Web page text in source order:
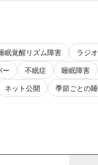
眠覚醒リズム障害 ラジオ
ー
不眠症 睡眠障害
ネット公開
季節ごとの